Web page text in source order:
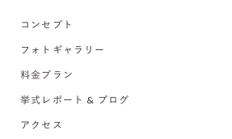
コンセプト
フォトギャラリー
料金プラン
挙式レポート & ブログ
アクセス